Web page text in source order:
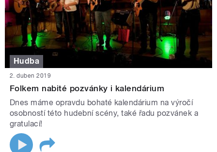
Hudba
2. duben 2019
Folkem nabité pozvánky i kalendárium
Dnes máme opravdu bohaté kalendárium na výročí
osobností této hudební scény, také řadu pozvánek a
gratulací!